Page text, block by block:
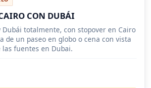
CON DUBÁI
Dubái totalmente, con stopover en Cairo
de un paseo en globo o cena con vista
las fuentes en Dubai.